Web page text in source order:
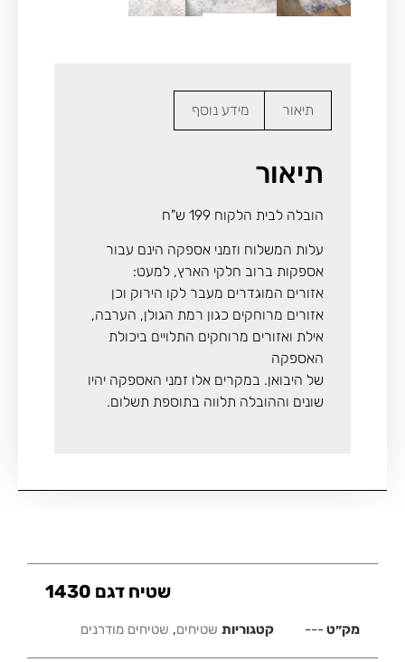
תיאור מידע נוסף
תיאור
הובלה לבית הלקוח 199 ש"ח
עלות המשלוח וזמני אספקה הינם עבור
אספקות ברוב חלקי הארץ, למעט:
אזורים המוגדרים מעבר לקו הירוק וכן
אזורים מרוחקים כגון רמת הגולן, הערבה,
אילת ואזורים מרוחקים התלויים ביכולת
האספקה
של היבואן. במקרים אלו זמני האספקה יהיו
שונים וההובלה תלווה בתוספת תשלום.
שטיח דגם 1430
מק״ט--- קטגוריות שטיחים, שטיחים מודרנים